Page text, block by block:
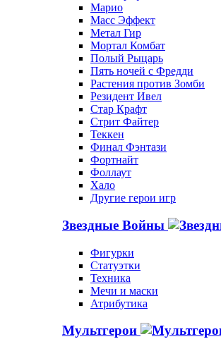
Марио
Масс Эффект
Метал Гир
Мортал Комбат
Полый Рыцарь
Пять ночей с Фредди
Растения против Зомби
Резидент Ивел
Стар Крафт
Стрит Файтер
Теккен
Финал Фэнтази
Фортнайт
Фоллаут
Хало
Другие герои игр
Звездные Войны
Фигурки
Статуэтки
Техника
Мечи и маски
Атрибутика
Мультгерои